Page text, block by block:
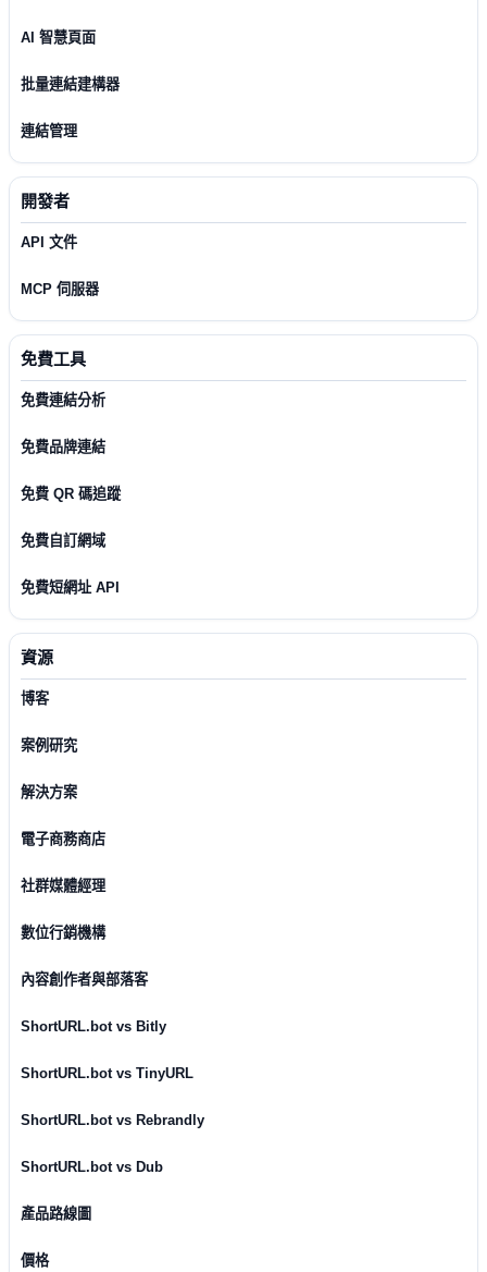
AI 智慧頁面
批量連結建構器
連結管理
開發者
API 文件
MCP 伺服器
免費工具
免費連結分析
免費品牌連結
免費 QR 碼追蹤
免費自訂網域
免費短網址 API
資源
博客
案例研究
解決方案
電子商務商店
社群媒體經理
數位行銷機構
內容創作者與部落客
ShortURL.bot vs Bitly
ShortURL.bot vs TinyURL
ShortURL.bot vs Rebrandly
ShortURL.bot vs Dub
產品路線圖
價格